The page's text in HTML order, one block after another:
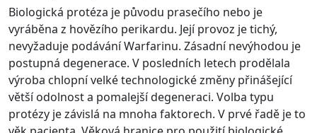
Biologická protéza je původu prasečího nebo je
vyráběna z hovězího perikardu. Její provoz je tichý,
nevyžaduje podávání Warfarinu. Zásadní nevýhodou je
postupná degenerace. V posledních letech prodělala
výroba chlopní velké technologické změny přinášející
větší odolnost a pomalejší degeneraci. Volba typu
protézy je závislá na mnoha faktorech. V prvé řadě je to